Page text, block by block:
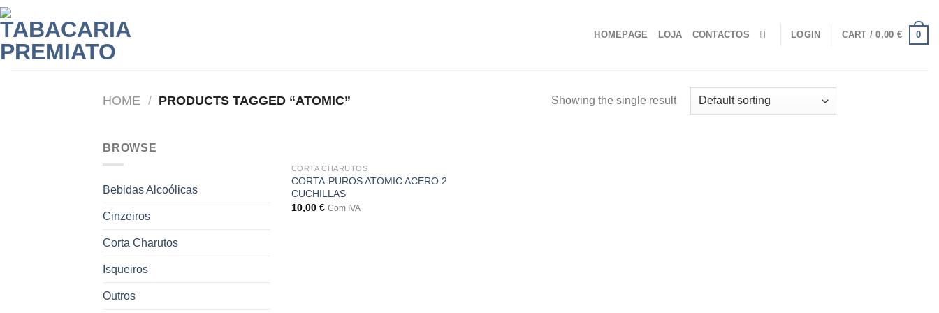
Skip
to
content
HOMEPAGE LOJA CONTACTOS LOGIN CART /0,00 € 0
HOME / PRODUCTS TAGGED “ATOMIC” Showing the single result
BROWSE
Bebidas Alcoólicas
Cinzeiros
Corta Charutos
Isqueiros
Outros
CORTA CHARUTOS
CORTA-PUROS ATOMIC ACERO 2
CUCHILLAS
10,00 € Com IVA